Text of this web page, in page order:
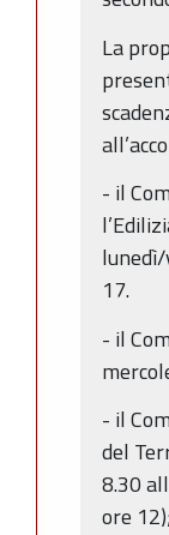
La
- il
17.
- il
- il
del
8.30
ore